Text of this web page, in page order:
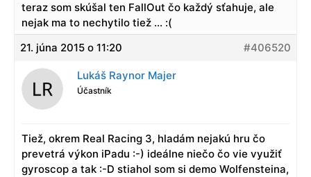
teraz som skúšal ten FallOut čo každý sťahuje, ale
nejak ma to nechytilo tiež … :(
21. júna 2015 o 11:20
#406520
Lukáš Raynor Majer
Účastník
Tiež, okrem Real Racing 3, hladám nejakú hru čo
prevetrá výkon iPadu :-) ideálne niečo čo vie využiť
gyroscop a tak :-D stiahol som si demo Wolfensteina,